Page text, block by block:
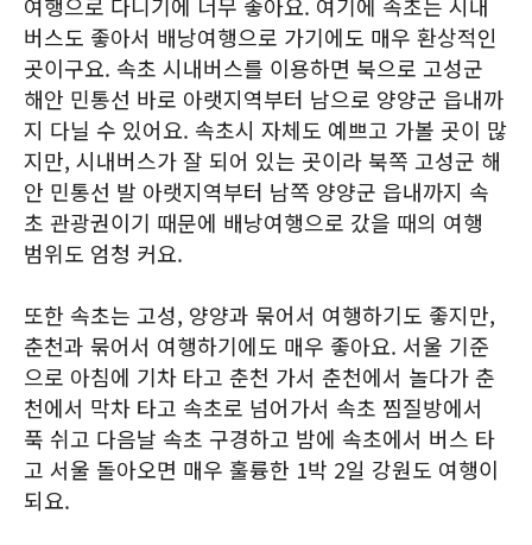
버스도 좋아서 배낭여행으로 가기에도 매우 환상적인
곳이구요. 속초 시내버스를 이용하면 북으로 고성군
해안 민통선 바로 아랫지역부터 남으로 양양군 읍내까
지 다닐 수 있어요. 속초시 자체도 예쁘고 가볼 곳이 많
지만, 시내버스가 잘 되어 있는 곳이라 북쪽 고성군 해
안 민통선 발 아랫지역부터 남쪽 양양군 읍내까지 속
초 관광권이기 때문에 배낭여행으로 갔을 때의 여행
범위도 엄청 커요.
또한 속초는 고성, 양양과 묶어서 여행하기도 좋지만,
춘천과 묶어서 여행하기에도 매우 좋아요. 서울 기준
으로 아침에 기차 타고 춘천 가서 춘천에서 놀다가 춘
천에서 막차 타고 속초로 넘어가서 속초 찜질방에서
푹 쉬고 다음날 속초 구경하고 밤에 속초에서 버스 타
고 서울 돌아오면 매우 훌륭한 1박 2일 강원도 여행이
되요.